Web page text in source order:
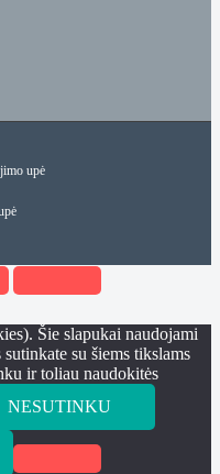
upė
Šie slapukai naudojami
su šiems tikslams
ir toliau naudokitės
NESUTINKU